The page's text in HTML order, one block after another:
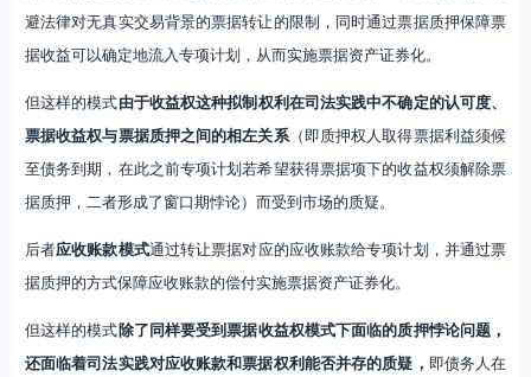
避法律对无真实交易背景的票据转让的限制，同时通过票据质押保障票
据收益可以确定地流入专项计划，从而实施票据资产证券化。
但这样的模式由于收益权这种拟制权利在司法实践中不确定的认可度、
票据收益权与票据质押之间的相左关系（即质押权人取得票据利益须候
至债务到期，在此之前专项计划若希望获得票据项下的收益权须解除票
据质押，二者形成了窗口期悖论）而受到市场的质疑。
后者应收账款模式通过转让票据对应的应收账款给专项计划，并通过票
据质押的方式保障应收账款的偿付实施票据资产证券化。
但这样的模式除了同样要受到票据收益权模式下面临的质押悖论问题，
还面临着司法实践对应收账款和票据权利能否并存的质疑， 即债务人在